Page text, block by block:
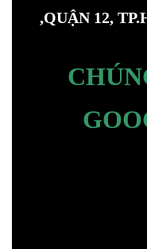
,QUẬN 12,